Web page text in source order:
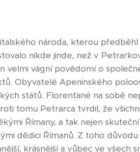
národa, kterou
nikde jinde, než v
velmi vágní povědomí o
Obyvatelé Apeninského
států. Florenťané na sobě
tomu Petrarca tvrdil, že
Římany, a tak nejen
dědici Římanů. Z toho
krásnější a vůbec ve všech